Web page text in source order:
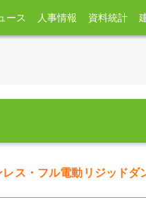
ース 人事情報 資料統計
レス・フル電動リジッド